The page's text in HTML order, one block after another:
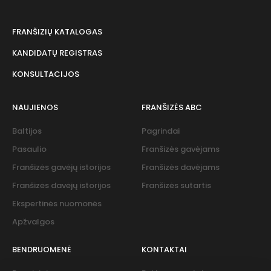
FRANŠIZIŲ KATALOGAS
KANDIDATŲ REGISTRAS
KONSULTACIJOS
NAUJIENOS
Baltijos
Pasaulio
Franšizės gavėjų istorijos
Franšizės davėjų istorijos
Ekspertinės nuomonės
Apžvalgos
FRANŠIZĖS ABC
Pagrindai
Franšizės gavėjams
Franšizės davėjams
Franšizės sutartis
BENDRUOMENĖ KONTAKTAI